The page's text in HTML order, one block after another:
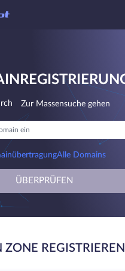
Zur Massensuche gehen
Alle Domains
ÜBERPRÜFEN